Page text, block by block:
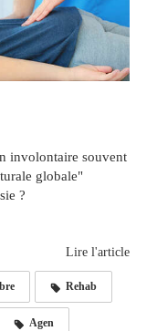
involontaire souvent
globale"
?
Lire l'article
Rehab
Agen